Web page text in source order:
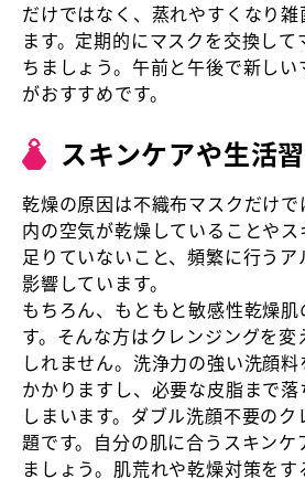
だけではなく、蒸れやすくなり
ます。定期的にマスクを交換し
ちましょう。午前と午後で新し
がおすすめです。
スキンケアや生活
乾燥の原因は不織布マスクだけ
内の空気が乾燥していることや
足りていないこと、頻繁に行うア
影響しています。
もちろん、もともと敏感性乾燥
す。そんな方はクレンジングを変
しれません。洗浄力の強い洗顔
かかりますし、必要な皮脂まで
しまいます。ダブル洗顔不要の
題です。自分の肌に合うスキンケ
ましょう。肌荒れや乾燥対策を